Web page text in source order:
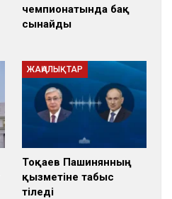
чемпионатында бақ
сынайды
ЖАҢАЛЫҚТАР
Тоқаев Пашинянның
қызметіне табыс
тіледі